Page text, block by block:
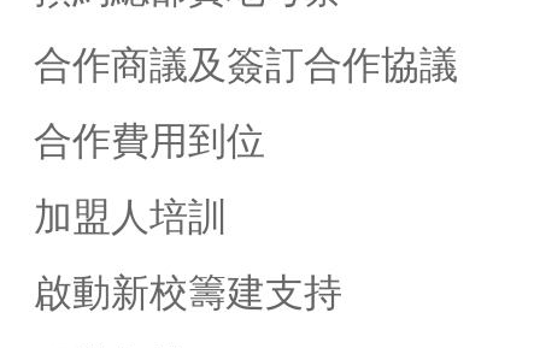
合作商議及簽訂合作協議
合作費用到位
加盟人培訓
啟動新校籌建支持